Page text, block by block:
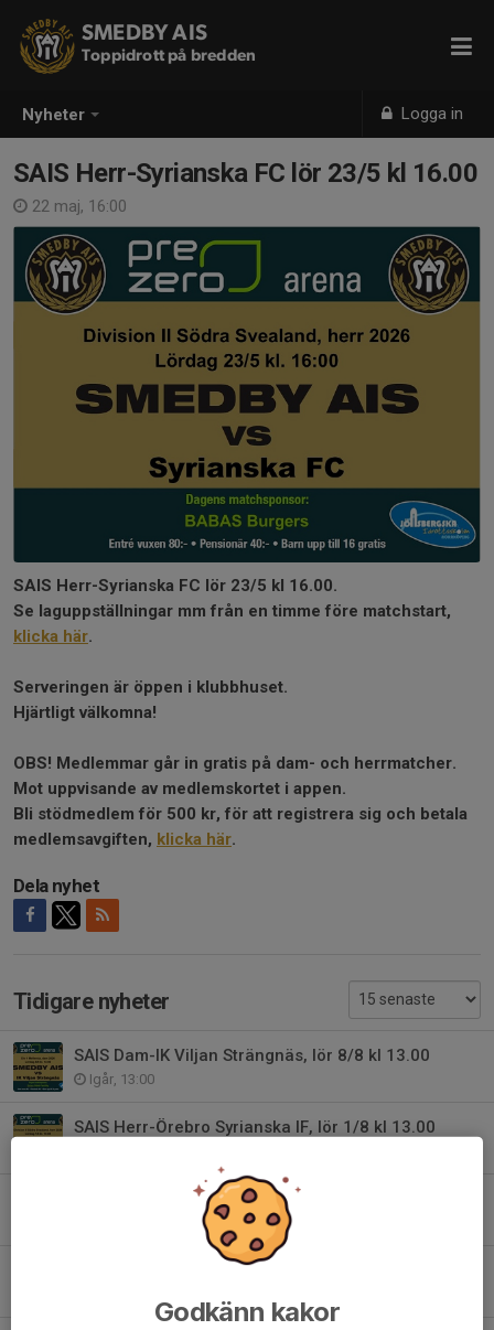
Nyheter Logga in
SMEDBY AIS
Toppidrott på bredden
SAIS Herr-Syrianska FC lör 23/5 kl 16.00
22 maj, 16:00
SAIS Herr-Syrianska FC lör 23/5 kl 16.00.
Se laguppställningar mm från en timme före matchstart,
klicka här.
Serveringen är öppen i klubbhuset.
Hjärtligt välkomna!
OBS! Medlemmar går in gratis på dam- och herrmatcher.
Mot uppvisande av medlemskortet i appen.
Bli stödmedlem för 500 kr, för att registrera sig och betala
medlemsavgiften, klicka här.
Dela nyhet
Tidigare nyheter
SAIS Dam-IK Viljan Strängnäs, lör 8/8 kl 13.00
Igår, 13:00
SAIS Herr-Örebro Syrianska IF, lör 1/8 kl 13.00
SAIS Dam-Hertzöga BK, lör 27/6 kl 13.00
Godkänn kakor